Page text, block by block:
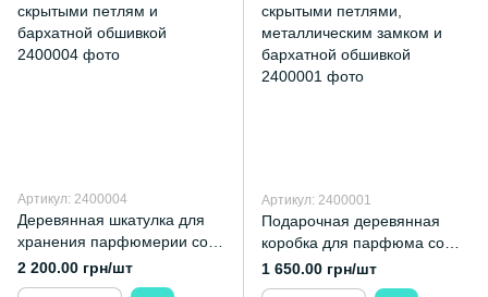
Артикул: 2400004
Деревянная шкатулка для
хранения парфюмерии со
скрытыми петлям и
бархатной обшивкой
2 200.00 грн/шт
Артикул: 2400001
Подарочная деревянная
коробка для парфюма со
скрытыми петлями,
металлическим замком и
1 650.00 грн/шт